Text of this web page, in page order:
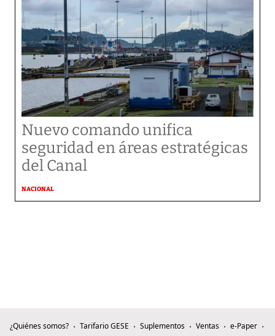
Nuevo comando unifica
seguridad en áreas estratégicas
del Canal
NACIONAL
¿Quiénes somos? Tarifario GESE Suplementos Ventas
e-Paper